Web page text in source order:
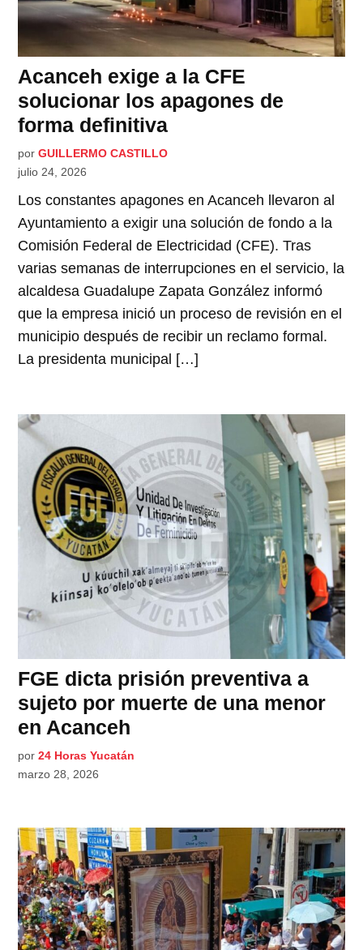
Acanceh exige a la CFE
solucionar los apagones de
forma definitiva
por GUILLERMO CASTILLO
julio 24, 2026
Los constantes apagones en Acanceh llevaron al
Ayuntamiento a exigir una solución de fondo a la
Comisión Federal de Electricidad (CFE). Tras
varias semanas de interrupciones en el servicio, la
alcaldesa Guadalupe Zapata González informó
que la empresa inició un proceso de revisión en el
municipio después de recibir un reclamo formal.
La presidenta municipal […]
FGE dicta prisión preventiva a
sujeto por muerte de una menor
en Acanceh
por 24 Horas Yucatán
marzo 28, 2026